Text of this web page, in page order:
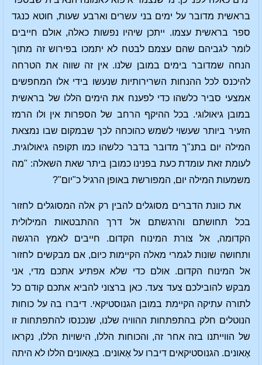
בראשית מדובר על ימים בני עשרים וארבע שעות, חוטא כנגד
ספר בראשית עצמו. ייתכן שיהיו נפשות כאלה, אולם חייבים
לומר לגביהם שהם עצמם לבטח לא יתמכו בפירוש זה מתוך
הנחה שמדובר בימים במובן שלנו. אין זה שווה את הטרחה
להיכנס לכל ההנחות השרירותיות שנעשו בידי אלו המחפשים
אמצעי סביר כלשהו כדי לפענח את הימים הללו של בראשית
במובן גיאולוגי. בכל ההיקף הרחב של הספרות אין ולו הרמז
הזעיר ביותר שעשוי לשמש כהוכחה לכך שבמקום שבו נמצאת
המילה יום בתנ"ך מדובר בדבר כלשהו כמו תקופה גיאולוגית.
לעומת זאת עומדת כעת בפנינו כמובן ביתר שאת השאלה: "מה
משמעות המילה יום, המפורשת באופן הרגיל כ"יום"?
את כוונת הדברים מסוגלים להבין רק אלה המסוגלים לחזור
בכל תחושתם והרגשתם אל דרך ההתבטאות המילולית
הקדומה, אל צורת המינוח הקדום. חייבים לאמץ הרגשה
ותחושה שונות לגמרי מאלה הקיימות כיום, אם מבקשים לחזור
אל המינוח הקדום. אולם כדי שלא אפתיע אתכם מדי, אני
מבקש להובילכם צעד צעד. כאן ברצוני להביא אתכם קודם כל
לתורה עתיקה הקיימת במובן הגנוסטיקאי. דיברו בה על כוחות
הנוטלים חלק בהתפתחות ההוויה שלנו, שנכנסו להתפתחות זו
של הווייתנו בזה אחר זה, והכוחות הללו, הישויות הללו, נקראו
אֶאונים. הגנוסטיקאים דיברו על אֶאונים. באֶאונים הללו לא היתה